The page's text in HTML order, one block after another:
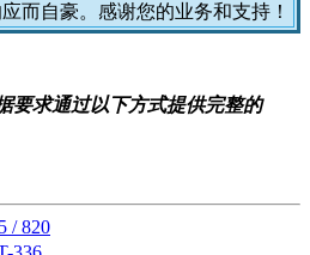
而自豪。感谢您的业务和支持！
要求通过以下方式提供完整的
/ 820